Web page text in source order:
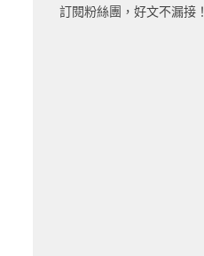
訂閱粉絲團，好文不漏接！